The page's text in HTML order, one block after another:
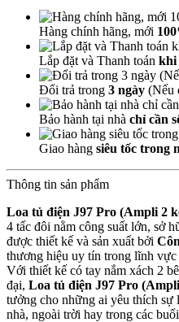
Hàng chính hãng, mới
Lắp đặt và Thanh toán khi
Đổi trả trong 3 ngày (Nếu
Bảo hành tại nhà chỉ cần
Giao hàng siêu tốc trong
Thông tin sản phẩm
Loa tủ điện J97 Pro (Ampli 2
4 tấc đôi nằm công suất lớn, sở
được thiết kế và sản xuất bởi
thương hiệu uy tín trong lĩnh
Với thiết kế có tay nắm xách 2
đại, Loa tủ điện J97 Pro
tưởng cho những ai yêu thích
nhà, ngoài trời hay trong các